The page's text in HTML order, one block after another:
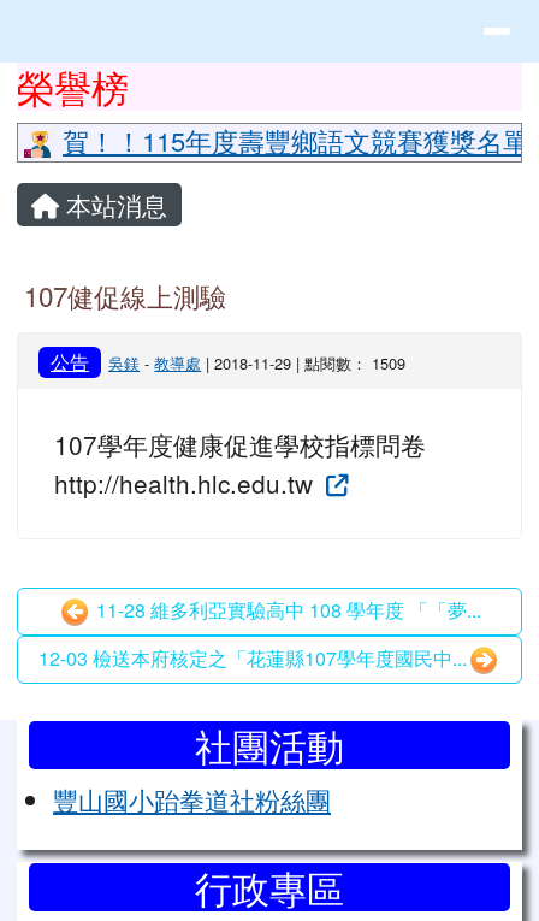
上中區域內容
榮譽榜
賀！！115年度壽豐鄉語文競賽獲獎名
主內容區域
本站消息
107健促線上測驗
公告 吳鎂 -教導處 | 2018-11-29 | 點閱數： 1509
107學年度健康促進學校指標問卷
http://health.hlc.edu.tw
11-28 維多利亞實驗高中 108 學年度 「「夢...
12-03 檢送本府核定之「花蓮縣107學年度國民中...
左邊區域內容 社團活動
豐山國小跆拳道社粉絲團
行政專區
頁尾區域